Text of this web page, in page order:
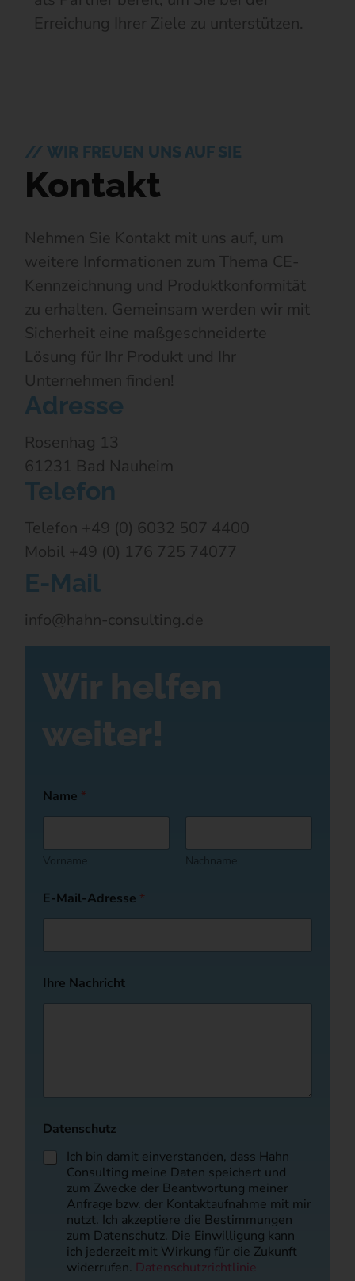
Erreichung Ihrer Ziele zu unterstützen.
// WIR FREUEN UNS AUF SIE
Kontakt
Nehmen Sie Kontakt mit uns auf, um
weitere Informationen zum Thema CE-
Kennzeichnung und Produktkonformität
zu erhalten. Gemeinsam werden wir mit
Sicherheit eine maßgeschneiderte
Lösung für Ihr Produkt und Ihr
Unternehmen finden!
Adresse
Rosenhag 13
61231 Bad Nauheim
Telefon
Telefon +49 (0) 6032 507 4400
Mobil +49 (0) 176 725 74077
E-Mail
info@hahn-consulting.de
Wir helfen
weiter!
Name *
Vorname Nachname
E-Mail-Adresse *
Ihre Nachricht
Datenschutz
Ich bin damit einverstanden, dass Hahn
Consulting meine Daten speichert und
zum Zwecke der Beantwortung meiner
Anfrage bzw. der Kontaktaufnahme mit mir
nutzt. Ich akzeptiere die Bestimmungen
zum Datenschutz. Die Einwilligung kann
ich jederzeit mit Wirkung für die Zukunft
widerrufen. Datenschutzrichtlinie